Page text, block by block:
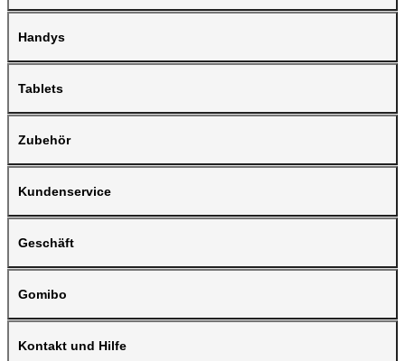
Handys
Tablets
Zubehör
Kundenservice
Geschäft
Gomibo
Kontakt und Hilfe